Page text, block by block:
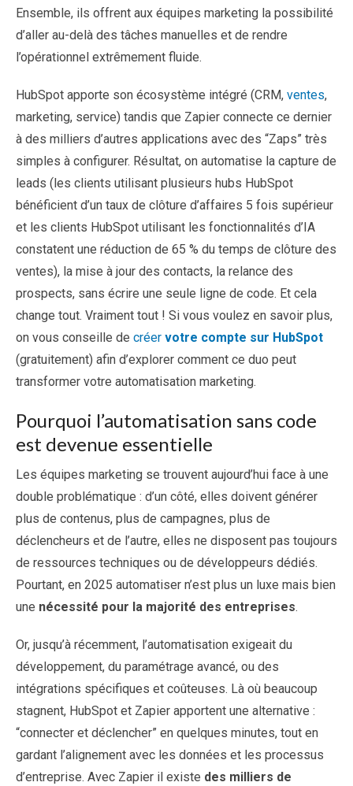
Ensemble, ils offrent aux équipes marketing la possibilité
d’aller au-delà des tâches manuelles et de rendre
l’opérationnel extrêmement fluide.
HubSpot apporte son écosystème intégré (CRM, ventes,
marketing, service) tandis que Zapier connecte ce dernier
à des milliers d’autres applications avec des “Zaps” très
simples à configurer. Résultat, on automatise la capture de
leads (les clients utilisant plusieurs hubs HubSpot
bénéficient d’un taux de clôture d’affaires 5 fois supérieur
et les clients HubSpot utilisant les fonctionnalités d’IA
constatent une réduction de 65 % du temps de clôture des
ventes), la mise à jour des contacts, la relance des
prospects, sans écrire une seule ligne de code. Et cela
change tout. Vraiment tout ! Si vous voulez en savoir plus,
on vous conseille de créer votre compte sur HubSpot
(gratuitement) afin d’explorer comment ce duo peut
transformer votre automatisation marketing.
Pourquoi l’automatisation sans code
est devenue essentielle
Les équipes marketing se trouvent aujourd’hui face à une
double problématique : d’un côté, elles doivent générer
plus de contenus, plus de campagnes, plus de
déclencheurs et de l’autre, elles ne disposent pas toujours
de ressources techniques ou de développeurs dédiés.
Pourtant, en 2025 automatiser n’est plus un luxe mais bien
une nécessité pour la majorité des entreprises.
Or, jusqu’à récemment, l’automatisation exigeait du
développement, du paramétrage avancé, ou des
intégrations spécifiques et coûteuses. Là où beaucoup
stagnent, HubSpot et Zapier apportent une alternative :
“connecter et déclencher” en quelques minutes, tout en
gardant l’alignement avec les données et les processus
d’entreprise. Avec Zapier il existe des milliers de